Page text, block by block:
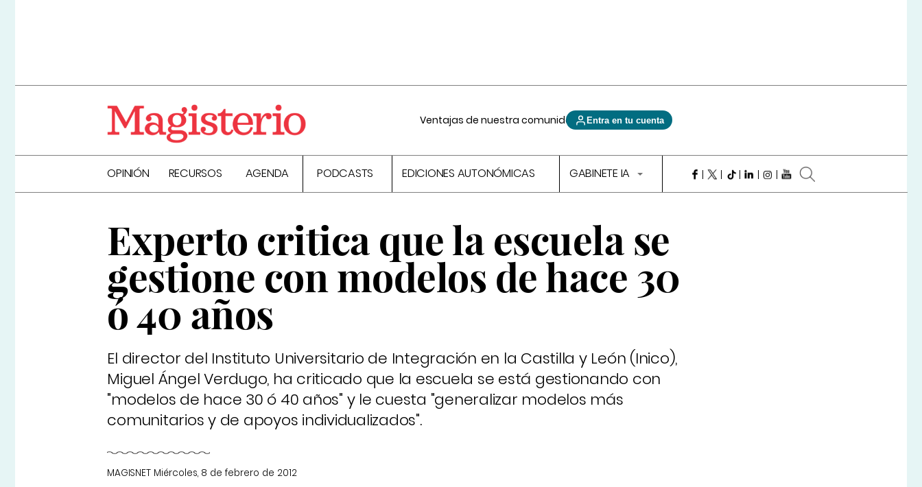
Ventajas de nuestra comunidad Entra en tu cuenta
OPINIÓN RECURSOS AGENDA PODCASTS EDICIONES AUTONÓMICAS GABINETE IA
Experto critica que la escuela se
gestione con modelos de hace 30
ó 40 años
El director del Instituto Universitario de Integración en la Castilla y León (Inico),
Miguel Ángel Verdugo, ha criticado que la escuela se está gestionando con
"modelos de hace 30 ó 40 años" y le cuesta "generalizar modelos más
comunitarios y de apoyos individualizados".
MAGISNET Miércoles, 8 de febrero de 2012